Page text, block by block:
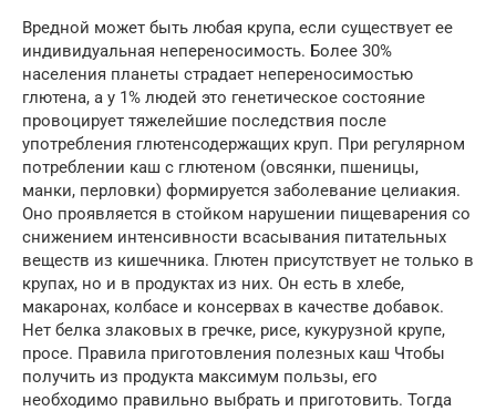
Вредной может быть любая крупа, если существует ее
индивидуальная непереносимость. Более 30%
населения планеты страдает непереносимостью
глютена, а у 1% людей это генетическое состояние
провоцирует тяжелейшие последствия после
употребления глютенсодержащих круп. При регулярном
потреблении каш с глютеном (овсянки, пшеницы,
манки, перловки) формируется заболевание целиакия.
Оно проявляется в стойком нарушении пищеварения со
снижением интенсивности всасывания питательных
веществ из кишечника. Глютен присутствует не только в
крупах, но и в продуктах из них. Он есть в хлебе,
макаронах, колбасе и консервах в качестве добавок.
Нет белка злаковых в гречке, рисе, кукурузной крупе,
просе. Правила приготовления полезных каш Чтобы
получить из продукта максимум пользы, его
необходимо правильно выбрать и приготовить. Тогда